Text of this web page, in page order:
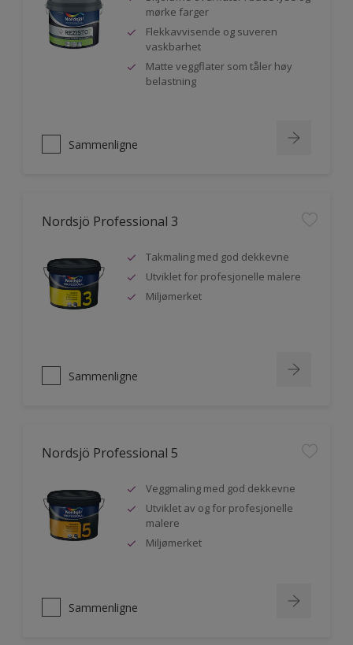
mørke farger
Flekkavvisende og suveren
vaskbarhet
Matte veggflater som tåler høy
belastning
Sammenligne
Nordsjö Professional 3
Takmaling med god dekkevne
Utviklet for profesjonelle malere
Miljømerket
Sammenligne
Nordsjö Professional 5
Veggmaling med god dekkevne
Utviklet av og for profesjonelle
malere
Miljømerket
Sammenligne